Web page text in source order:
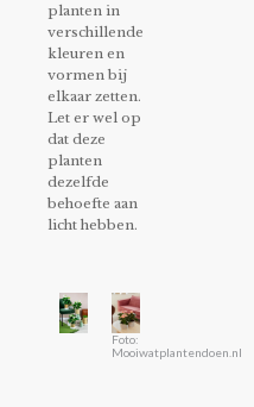
planten in
verschillende
kleuren en
vormen bij
elkaar zetten.
Let er wel op
dat deze
planten
dezelfde
behoefte aan
licht hebben.
Foto:
Mooiwatplantendoen.nl